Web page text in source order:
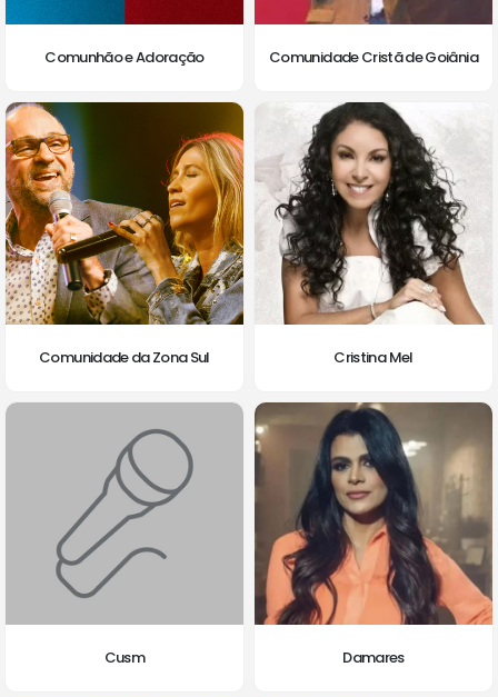
Comunhão e Adoração Comunidade Cristã de Goiânia
Comunidade da Zona Sul Cristina Mel
Cusm Damares